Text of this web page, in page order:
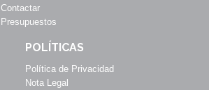
Contactar
Presupuestos
POLÍTICAS
Política de Privacidad
Nota Legal